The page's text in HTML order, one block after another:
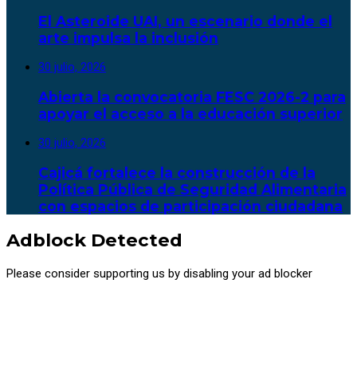
El Asteroide UAI, un escenario donde el
arte impulsa la inclusión
30 julio, 2026
Abierta la convocatoria FESC 2026-2 para
apoyar el acceso a la educación superior
30 julio, 2026
Cajicá fortalece la construcción de la
Política Pública de Seguridad Alimentaria
con espacios de participación ciudadana
Adblock Detected
Please consider supporting us by disabling your ad blocker